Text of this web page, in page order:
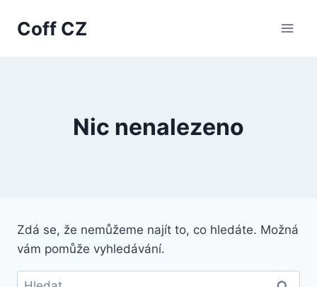
Coff CZ
Nic nenalezeno
Zdá se, že nemůžeme najít to, co hledáte. Možná
vám pomůže vyhledávání.
Vyhledávání